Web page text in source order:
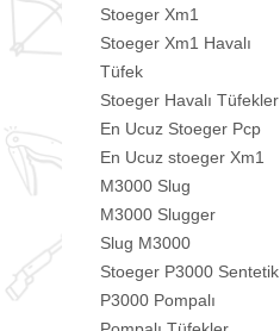
Stoeger Xm1
Stoeger Xm1 Havalı
Tüfek
Stoeger Havalı Tüfekler
En Ucuz Stoeger Pcp
En Ucuz stoeger Xm1
M3000 Slug
M3000 Slugger
Slug M3000
Stoeger P3000 Sentetik
P3000 Pompalı